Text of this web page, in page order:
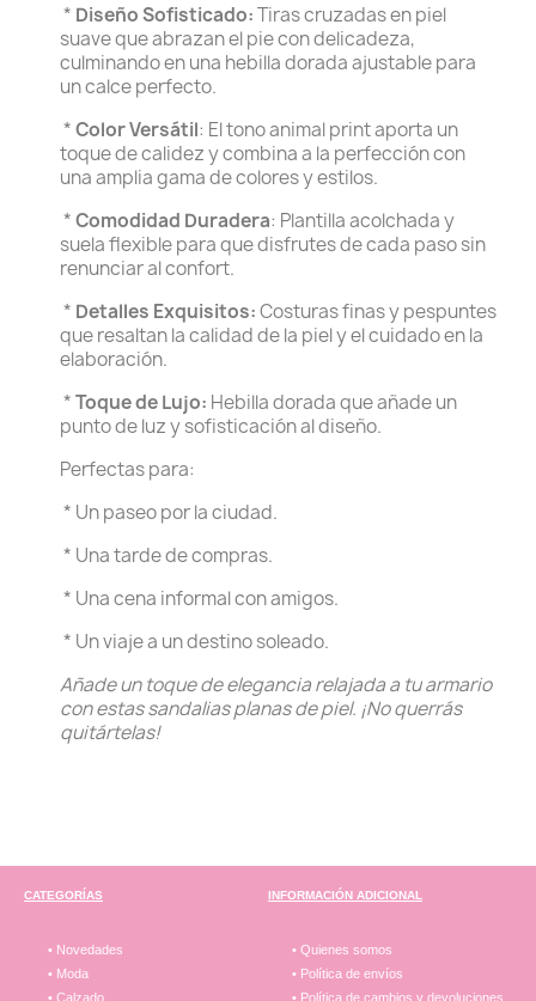
* Diseño Sofisticado:Tiras cruzadas en piel
suave que abrazan el pie con delicadeza,
culminando en una hebilla dorada ajustable para
un calce perfecto.
*Color Versátil: El tono animal print aporta un
toque de calidez y combina a la perfección con
una amplia gama de colores y estilos.
*Comodidad Duradera: Plantilla acolchada y
suela flexible para que disfrutes de cada paso sin
renunciar al confort.
* Detalles Exquisitos:Costuras finas y pespuntes
que resaltan la calidad de la piel y el cuidado en la
elaboración.
*Toque de Lujo: Hebilla dorada que añade un
punto de luz y sofisticación al diseño.
Perfectas para:
* Un paseo por la ciudad.
* Una tarde de compras.
* Una cena informal con amigos.
* Un viaje a un destino soleado.
Añade un toque de elegancia relajada a tu armario
con estas sandalias planas de piel. ¡No querrás
quitártelas!
CATEGORÍAS
• Novedades
• Moda
• Calzado
INFORMACIÓN ADICIONAL
• Quienes somos
• Política de envíos
• Política de cambios y devoluciones